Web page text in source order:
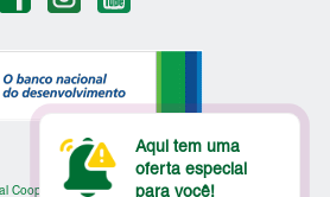
Aqui tem uma
oferta especial
para você!
Cooperativa - Todos os Direitos Reservados